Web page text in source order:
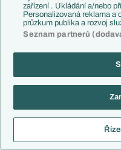
Jablonec nakročil
rozhodl dvěma
Sparta si veze do
výsledek. Při
v Ostravě,
zařízení . Ukládání a/nebo
Personalizovaná reklama a
průzkum publika a rozvoj
Seznam partnerů